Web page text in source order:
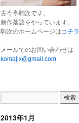
古今亭駒次です。
新作落語をやっています。
駒次のホームページはコチラ
メールでのお問い合わせは
komajix@gmail.com
2013年1月